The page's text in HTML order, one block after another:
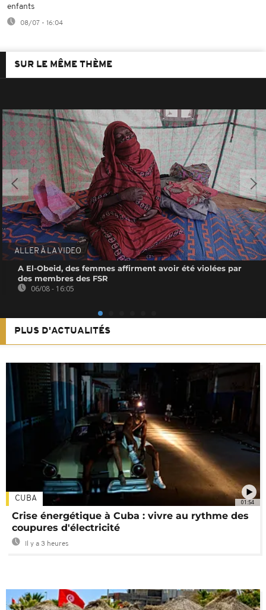
enfants
08/07 - 16:04
SUR LE MÊME THÈME
ALLER À LA VIDEO
A El-Obeid, des femmes affirment avoir été violées par
des membres des FSR
06/08 - 16:05
PLUS D'ACTUALITÉS
01:54
CUBA
Crise énergétique à Cuba : vivre au rythme des
coupures d'électricité
Il y a 3 heures